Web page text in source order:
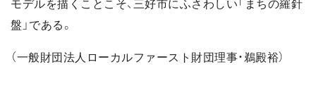
モデルを描くことこそ、三好市にふさわしい「まちの羅針
盤」である。
（一般財団法人ローカルファースト財団理事・鵜殿裕）